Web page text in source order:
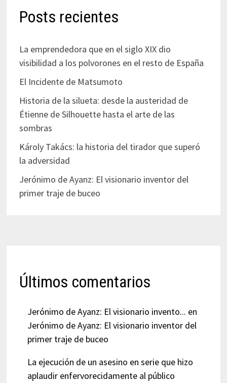
Posts recientes
La emprendedora que en el siglo XIX dio
visibilidad a los polvorones en el resto de España
El Incidente de Matsumoto
Historia de la silueta: desde la austeridad de
Étienne de Silhouette hasta el arte de las
sombras
Károly Takács: la historia del tirador que superó
la adversidad
Jerónimo de Ayanz: El visionario inventor del
primer traje de buceo
Últimos comentarios
Jerónimo de Ayanz: El visionario invento... en
Jerónimo de Ayanz: El visionario inventor del
primer traje de buceo
La ejecución de un asesino en serie que hizo
aplaudir enfervorecidamente al público